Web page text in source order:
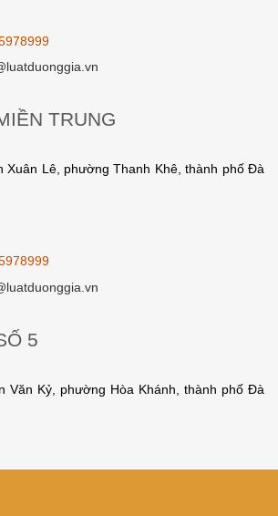
TRUNG
Xuân Lê, phường Thanh Khê, thành phố Đà
5
Văn Kỷ, phường Hòa Khánh, thành phố Đà